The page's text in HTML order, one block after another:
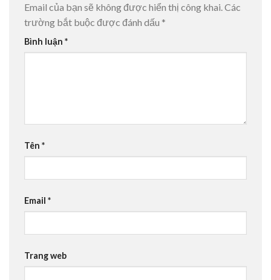
Email của bạn sẽ không được hiển thị công khai.Các
trường bắt buộc được đánh dấu *
Bình luận *
Tên *
Email *
Trang web